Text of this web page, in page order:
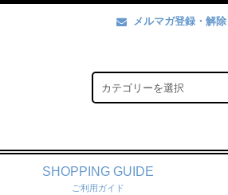
メルマガ登録・解除
SHOPPING GUIDE
ご利用ガイド